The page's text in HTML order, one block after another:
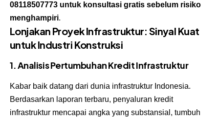
08118507773 untuk konsultasi gratis sebelum risiko
menghampiri.
Lonjakan Proyek Infrastruktur: Sinyal Kuat
untuk Industri Konstruksi
1. Analisis Pertumbuhan Kredit Infrastruktur
Kabar baik datang dari dunia infrastruktur Indonesia.
Berdasarkan laporan terbaru, penyaluran kredit
infrastruktur mencapai angka yang substansial, tumbuh